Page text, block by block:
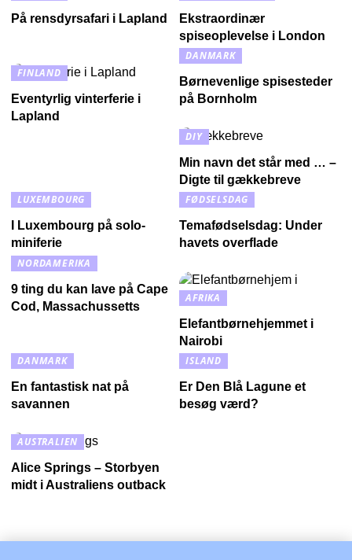
På rensdyrsafari i Lapland
Ekstraordinær
spiseoplevelse i London
FINLAND
Eventyrlig vinterferie i
Lapland
DANMARK
Børnevenlige spisesteder
på Bornholm
DIY
Min navn det står med … –
Digte til gækkebreve
LUXEMBOURG
I Luxembourg på solo-
miniferie
FØDSELSDAG
Temafødselsdag: Under
havets overflade
NORDAMERIKA
9 ting du kan lave på Cape
Cod, Massachussetts
AFRIKA
Elefantbørnehjemmet i
Nairobi
DANMARK
En fantastisk nat på
savannen
ISLAND
Er Den Blå Lagune et
besøg værd?
AUSTRALIEN
Alice Springs – Storbyen
midt i Australiens outback